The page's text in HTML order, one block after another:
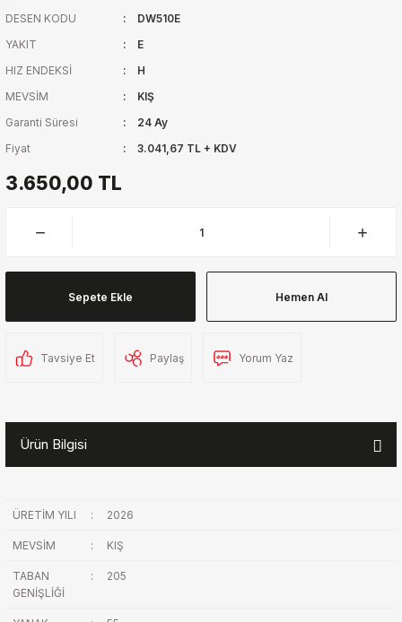
DESEN KODU
DW510E
YAKIT
E
HIZ ENDEKSİ
H
MEVSİM
KIŞ
Garanti Süresi
24 Ay
Fiyat
3.041,67 TL + KDV
3.650,00 TL
Sepete Ekle Hemen Al
Tavsiye Et Paylaş Yorum Yaz
Ürün Bilgisi
ÜRETİM YILI : 2026
MEVSİM : KIŞ
TABAN
GENİŞLİĞİ
: 205